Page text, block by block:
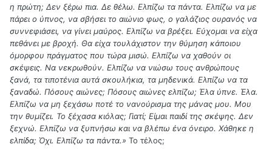
η πρώτη; Δεν ξέρω πια. Δε θέλω. Ελπίζω τα πάντα. Ελπίζω να με
πάρει ο ύπνος, να σβήσει το αιώνιο φως, ο γαλάζιος ουρανός να
συννεφιάσει, να γίνει μαύρος. Ελπίζω να βρέξει. Εύχομαι να είχα
πεθάνει με βροχή. Θα είχα τουλάχιστον την θύμηση κάποιου
όμορφου πράγματος που τώρα μισώ. Ελπίζω να χαθούν οι
σκέψεις. Να νεκρωθούν. Ελπίζω να νιώσω τους ανθρώπους
ξανά, τα τιποτένια αυτά σκουλήκια, τα μηδενικά. Ελπίζω να τα
ξαναδώ. Πόσους αιώνες; Πόσους αιώνες ελπίζω; Έλα ύπνε. Έλα.
Ελπίζω να μη ξεχάσω ποτέ το νανούρισμα της μάνας μου. Μου
την θυμίζει. Το ξέχασα κιόλας; Γιατί; Είμαι παιδί της σκέψης. Δεν
ξεχνώ. Ελπίζω να ξυπνήσω και να βλέπω ένα όνειρο. Χάθηκε η
ελπίδα; Όχι. Ελπίζω τα πάντα.» Το τέλος;